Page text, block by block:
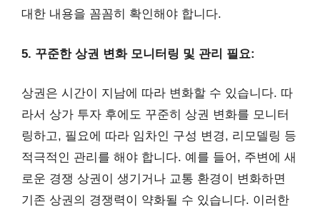
대한 내용을 꼼꼼히 확인해야 합니다.
5. 꾸준한 상권 변화 모니터링 및 관리 필요:
상권은 시간이 지남에 따라 변화할 수 있습니다. 따
라서 상가 투자 후에도 꾸준히 상권 변화를 모니터
링하고, 필요에 따라 임차인 구성 변경, 리모델링 등
적극적인 관리를 해야 합니다. 예를 들어, 주변에 새
로운 경쟁 상권이 생기거나 교통 환경이 변화하면
기존 상권의 경쟁력이 약화될 수 있습니다. 이러한